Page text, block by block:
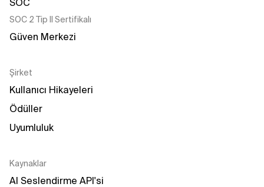
SOC 2 Tip II Sertifikalı
Güven Merkezi
Şirket
Kullanıcı Hikayeleri
Ödüller
Uyumluluk
Kaynaklar
AI Seslendirme API'si